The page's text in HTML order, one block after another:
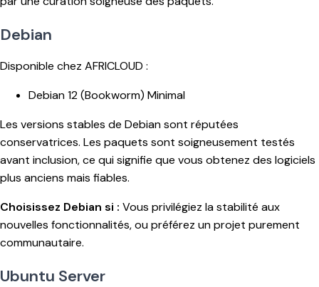
Debian
Disponible chez AFRICLOUD :
Debian 12 (Bookworm) Minimal
Les versions stables de Debian sont réputées
conservatrices. Les paquets sont soigneusement testés
avant inclusion, ce qui signifie que vous obtenez des logiciels
plus anciens mais fiables.
Choisissez Debian si : Vous privilégiez la stabilité aux
nouvelles fonctionnalités, ou préférez un projet purement
communautaire.
Ubuntu Server